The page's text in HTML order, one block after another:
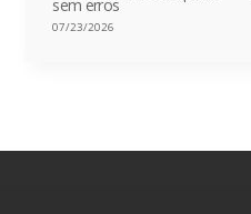
sem erros
07/23/2026